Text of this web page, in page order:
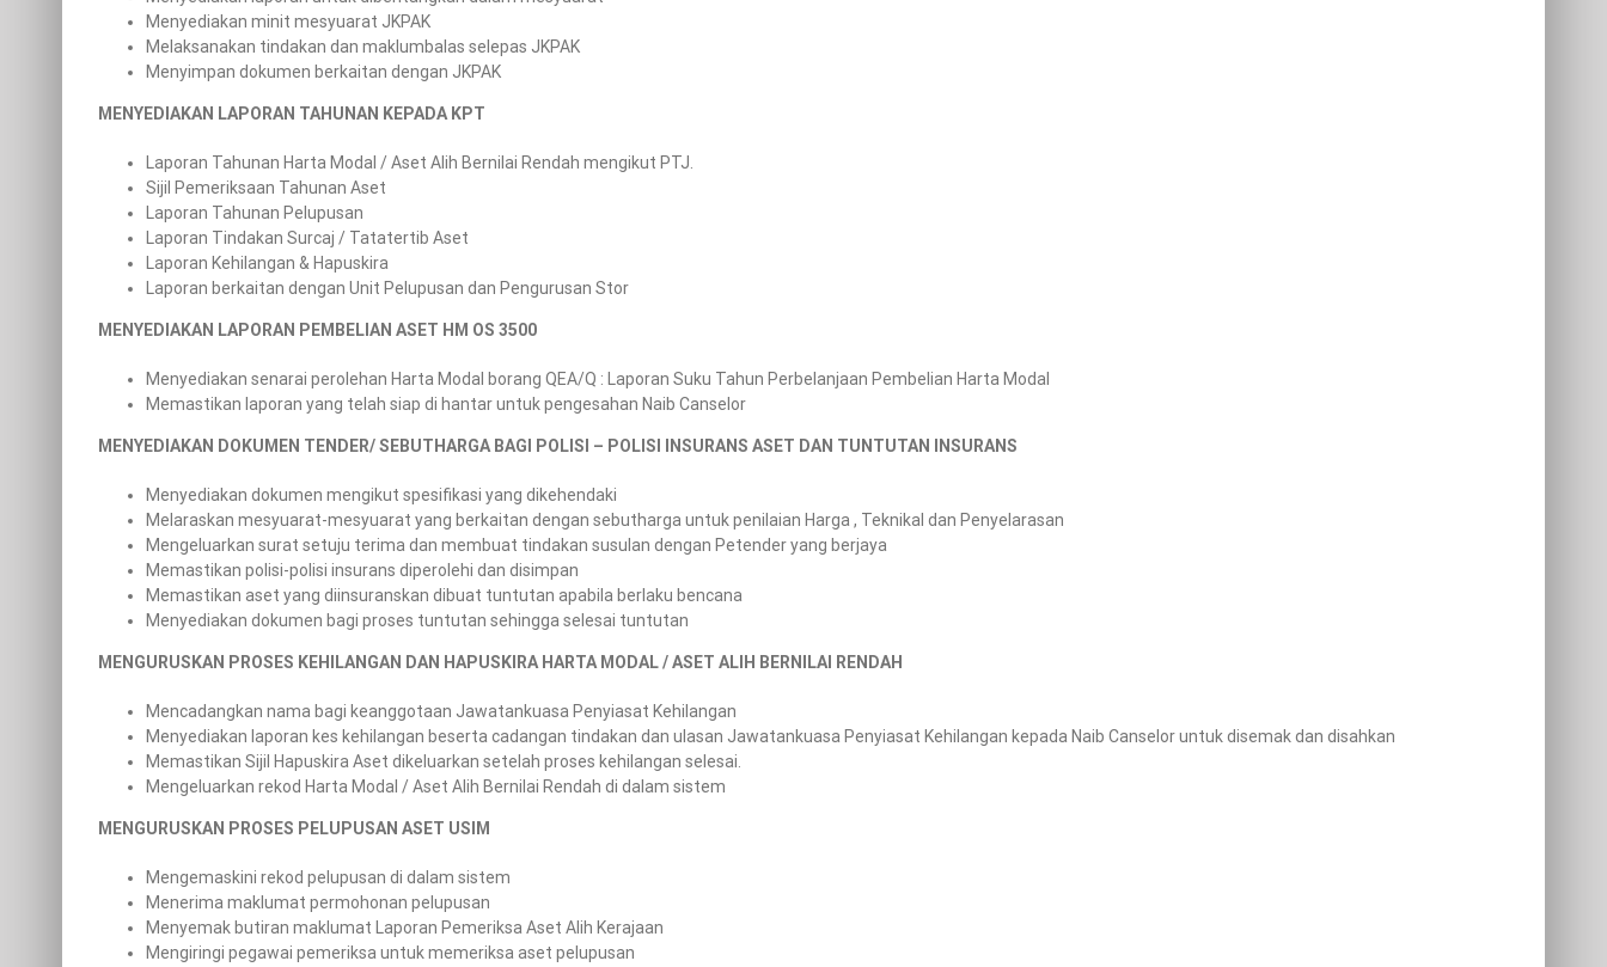
Menyediakan minit mesyuarat JKPAK
Melaksanakan tindakan dan maklumbalas selepas JKPAK
Menyimpan dokumen berkaitan dengan JKPAK
MENYEDIAKAN LAPORAN TAHUNAN KEPADA KPT
Laporan Tahunan Harta Modal / Aset Alih Bernilai Rendah mengikut PTJ.
Sijil Pemeriksaan Tahunan Aset
Laporan Tahunan Pelupusan
Laporan Tindakan Surcaj / Tatatertib Aset
Laporan Kehilangan & Hapuskira
Laporan berkaitan dengan Unit Pelupusan dan Pengurusan Stor
MENYEDIAKAN LAPORAN PEMBELIAN ASET HM OS 3500
Menyediakan senarai perolehan Harta Modal borang QEA/Q : Laporan Suku Tahun Perbelanjaan Pembelian Harta Modal
Memastikan laporan yang telah siap di hantar untuk pengesahan Naib Canselor
MENYEDIAKAN DOKUMEN TENDER/ SEBUTHARGA BAGI POLISI – POLISI INSURANS ASET DAN TUNTUTAN INSURANS
Menyediakan dokumen mengikut spesifikasi yang dikehendaki
Melaraskan mesyuarat-mesyuarat yang berkaitan dengan sebutharga untuk penilaian Harga , Teknikal dan Penyelarasan
Mengeluarkan surat setuju terima dan membuat tindakan susulan dengan Petender yang berjaya
Memastikan polisi-polisi insurans diperolehi dan disimpan
Memastikan aset yang diinsuranskan dibuat tuntutan apabila berlaku bencana
Menyediakan dokumen bagi proses tuntutan sehingga selesai tuntutan
MENGURUSKAN PROSES KEHILANGAN DAN HAPUSKIRA HARTA MODAL / ASET ALIH BERNILAI RENDAH
Mencadangkan nama bagi keanggotaan Jawatankuasa Penyiasat Kehilangan
Menyediakan laporan kes kehilangan beserta cadangan tindakan dan ulasan Jawatankuasa Penyiasat Kehilangan kepada Naib Canselor untuk disemak dan disahkan
Memastikan Sijil Hapuskira Aset dikeluarkan setelah proses kehilangan selesai.
Mengeluarkan rekod Harta Modal / Aset Alih Bernilai Rendah di dalam sistem
MENGURUSKAN PROSES PELUPUSAN ASET USIM
Mengemaskini rekod pelupusan di dalam sistem
Menerima maklumat permohonan pelupusan
Menyemak butiran maklumat Laporan Pemeriksa Aset Alih Kerajaan
Mengiringi pegawai pemeriksa untuk memeriksa aset pelupusan